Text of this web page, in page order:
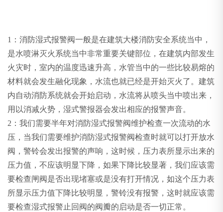
1：消防湿式报警阀一般是在建筑大楼消防安全系统当中，
是水喷淋灭火系统当中非常重要关键部位，在建筑内部发生
火灾时，室内的温度迅速升高，水管当中的一些比较易熔的
材料就会发生融化现象，水流也就已经是开始灭火了。建筑
内自动消防系统就会开始启动，水流将从喷头当中喷出来，
用以消减火势，湿式警报器会发出相应的报警声音。
2：我们需要半年对消防湿式报警阀维护检查一次流动的水
压，当我们需要维护消防湿式报警阀检查时就可以打开放水
阀，警铃会发出报警的声响，这时候，压力表所显示出来的
压力值，不应该明显下降，如果下降比较显著，我们应该需
要检查闸阀是否出现堵塞或是没有打开情况，如这个压力表
所显示压力值下降比较明显，警铃没有报警，这时就应该需
要检查湿式报警止回阀的阀瓣的启动是否一切正常。